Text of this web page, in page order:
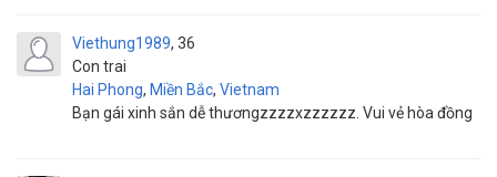
Viethung1989
Con trai
36
Hai Phong, Miền Bắc, Vietnam
Bạn gái xinh sắn dễ thươngzzzzxzzzzzz. Vui vẻ hòa đồng